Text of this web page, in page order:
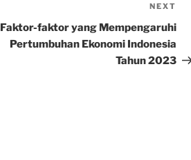
NEXT
Faktor-faktor yang Mempengaruhi
Pertumbuhan Ekonomi Indonesia
Tahun 2023